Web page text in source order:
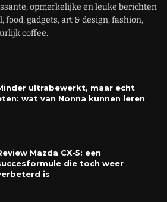
opmerkelijke en leuke berichten
food, gadgets, art & design, fashion,
coffee.
ultrabewerkt, maar echt
wat van Nonna kunnen leren
Mazda CX-5: een
die toch weer
is